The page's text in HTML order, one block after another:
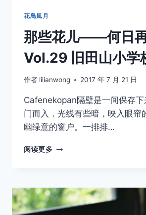
花鳥風月
那些花儿——何日
Vol.29 旧田山小学
作者 lilianwong 2017 年 7 月 21 日
Cafenekopan隔壁是一间保存下
门而入，光线有些暗，映入眼帘
幽绿意的窗户。一排排…
阅读更多 那
——
何
日